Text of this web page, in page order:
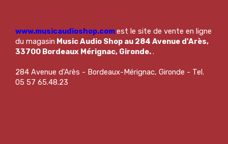
www.musicaudioshop.comest le site de vente en ligne
du magasin Music Audio Shop au 284 Avenue d'Arès,
33700 Bordeaux Mérignac, Gironde..
284 Avenue d'Arès - Bordeaux-Mérignac, Gironde - Tel.
05 57 65.48.23